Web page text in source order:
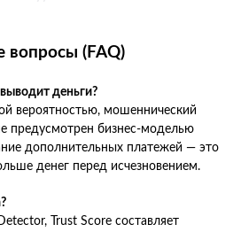
вопросы (FAQ)
деньги?
вероятностью, мошеннический
предусмотрен бизнес-моделью
дополнительных платежей — это
денег перед исчезновением.
Trust Score составляет